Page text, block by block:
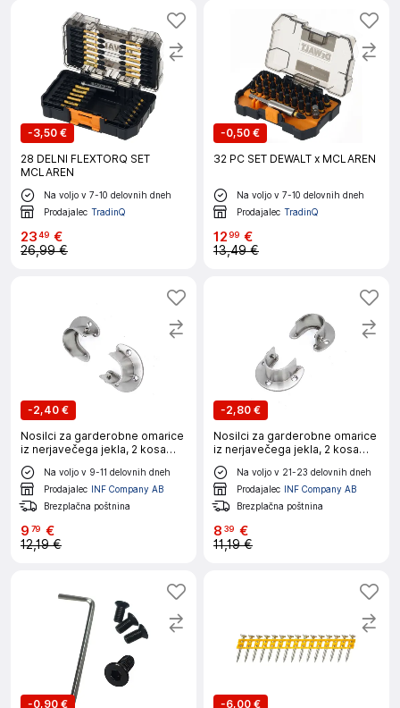
-3,50 €
28 DELNI FLEXTORQ SET
MCLAREN
Na voljo v 7-10 delovnih dneh
Prodajalec TradinQ
2349 €
26,99 €
-0,50 €
32 PC SET DEWALT x MCLAREN
Na voljo v 7-10 delovnih dneh
Prodajalec TradinQ
1299 €
13,49 €
-2,40 €
Nosilci za garderobne omarice
iz nerjavečega jekla, 2 kosa
Silver XL
Na voljo v 9-11 delovnih dneh
Prodajalec INF Company AB
Brezplačna poštnina
9 79 €
12,19 €
-2,80 €
Nosilci za garderobne omarice
iz nerjavečega jekla, 2 kosa
Silver S
Na voljo v 21-23 delovnih dneh
Prodajalec INF Company AB
Brezplačna poštnina
8 39 €
11,19 €
-0,90 €
-6,00 €